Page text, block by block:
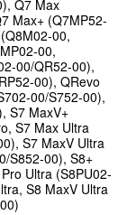
Q7 Max
Max+ (Q7MP52-
00,
00,
00/QR52-00),
00), QRevo
00/S752-00),
S7 MaxV+
S7 Max Ultra
S7 MaxV Ultra
S852-00), S8+
Ultra (S8PU02-
S8 MaxV Ultra